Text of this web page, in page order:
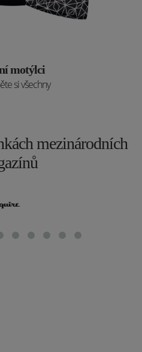
motýlci
si všechny
mezinárodních